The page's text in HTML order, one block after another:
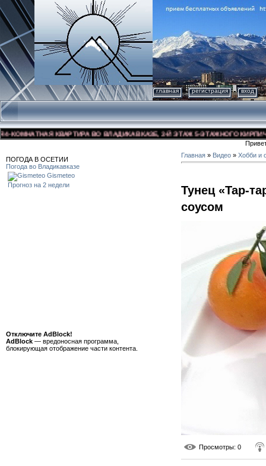
главная регистрация вход
КВАРТИРА ВО ВЛАДИКАВКАЗЕ, 3-Й ЭТАЖ 5-ЭТАЖНОГО
ПОГОДА В ОСЕТИИ
Погода во Владикавказе
Gismeteo
Прогноз на 2 недели
Отключите AdBlock!
AdBlock — вредоносная программа,
блокирующая отображение части контента.
Главная » Видео » Хобби и
Тунец «Тар-
соусом
Просмотры: 0